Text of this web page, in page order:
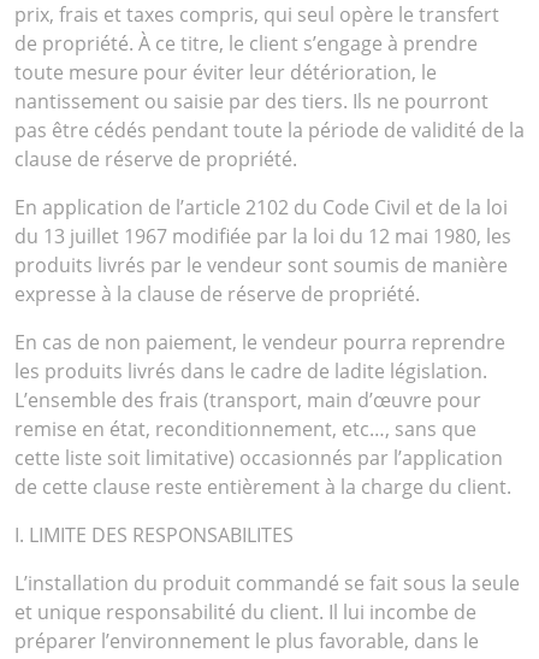
prix, frais et taxes compris, qui seul opère le transfert
de propriété. À ce titre, le client s’engage à prendre
toute mesure pour éviter leur détérioration, le
nantissement ou saisie par des tiers. Ils ne pourront
pas être cédés pendant toute la période de validité de la
clause de réserve de propriété.
En application de l’article 2102 du Code Civil et de la loi
du 13 juillet 1967 modifiée par la loi du 12 mai 1980, les
produits livrés par le vendeur sont soumis de manière
expresse à la clause de réserve de propriété.
En cas de non paiement, le vendeur pourra reprendre
les produits livrés dans le cadre de ladite législation.
L’ensemble des frais (transport, main d’œuvre pour
remise en état, reconditionnement, etc…, sans que
cette liste soit limitative) occasionnés par l’application
de cette clause reste entièrement à la charge du client.
I. LIMITE DES RESPONSABILITES
L’installation du produit commandé se fait sous la seule
et unique responsabilité du client. Il lui incombe de
préparer l’environnement le plus favorable, dans le